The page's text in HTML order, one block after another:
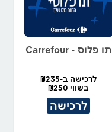
תו פלוס - Carrefour
לרכישה ב-₪235
בשווי ₪250
לרכישה